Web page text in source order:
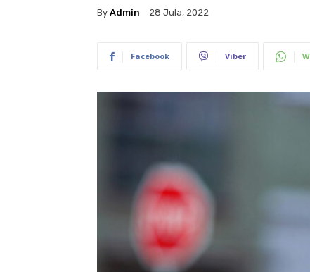
By Admin 28 Jula, 2022
Facebook Viber